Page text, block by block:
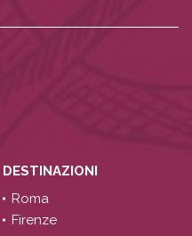
DESTINAZIONI
Roma
Firenze